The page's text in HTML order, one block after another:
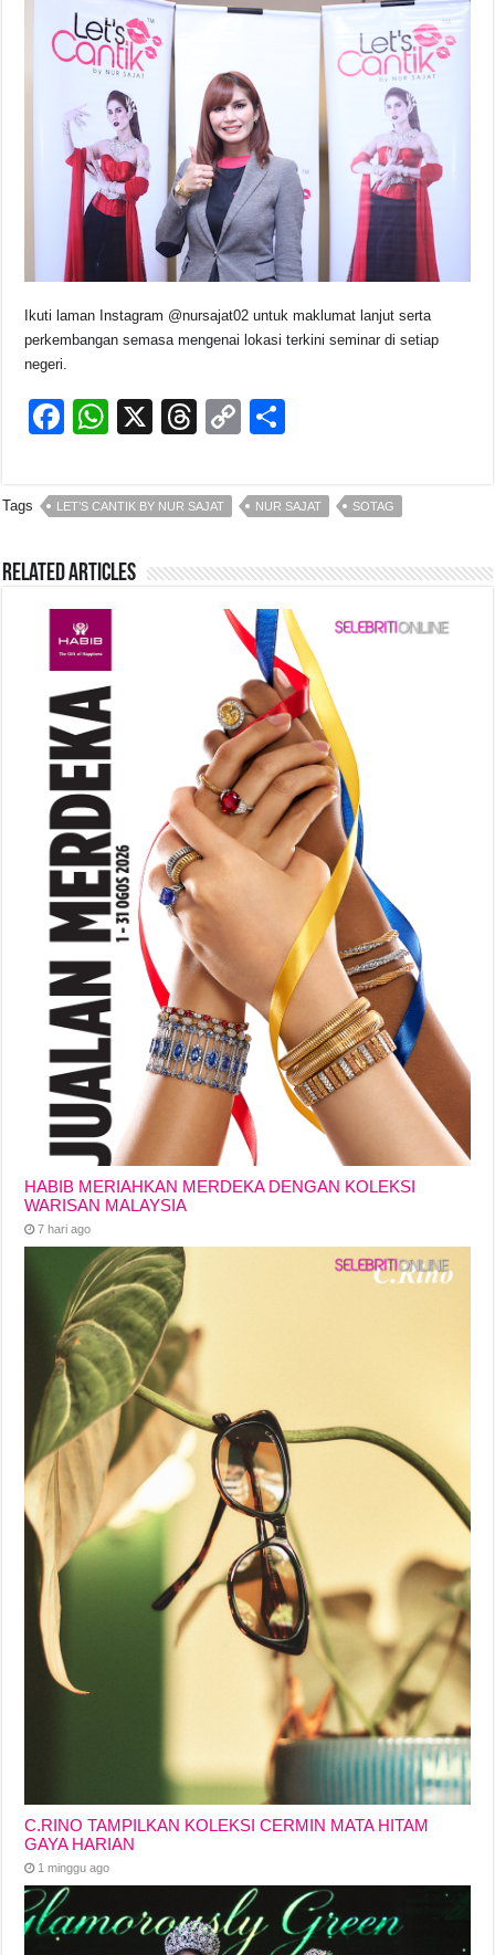
Ikuti laman Instagram @nursajat02 untuk maklumat lanjut serta
perkembangan semasa mengenai lokasi terkini seminar di setiap
negeri.
F
c
e
b
o
o
k
W
at
s
A
p
X
T
e
a
d
s
C
p
y
Li
n
k
ar
e
Tags LET’S CANTIK BY NUR SAJAT NUR SAJAT SOTAG
Related Articles
HABIB MERIAHKAN MERDEKA DENGAN KOLEKSI
WARISAN MALAYSIA
7 hari ago
C.RINO TAMPILKAN KOLEKSI CERMIN MATA HITAM
GAYA HARIAN
1 minggu ago